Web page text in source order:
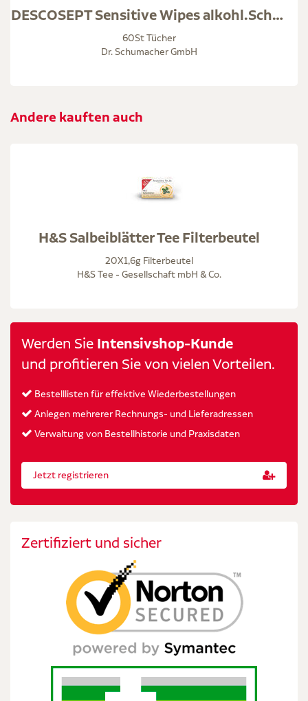
DESCOSEPT Sensitive Wipes alkohl.Schnelldesinfekt.
60St Tücher
Dr. Schumacher GmbH
Andere kauften auch
H&S Salbeiblätter Tee Filterbeutel
20X1,6g Filterbeutel
H&S Tee - Gesellschaft mbH & Co.
Werden Sie Intensivshop-Kunde
und profitieren Sie von vielen Vorteilen.
Bestelllisten für effektive Wiederbestellungen
Anlegen mehrerer Rechnungs- und Lieferadressen
Verwaltung von Bestellhistorie und Praxisdaten
Jetzt registrieren
Zertifiziert und sicher